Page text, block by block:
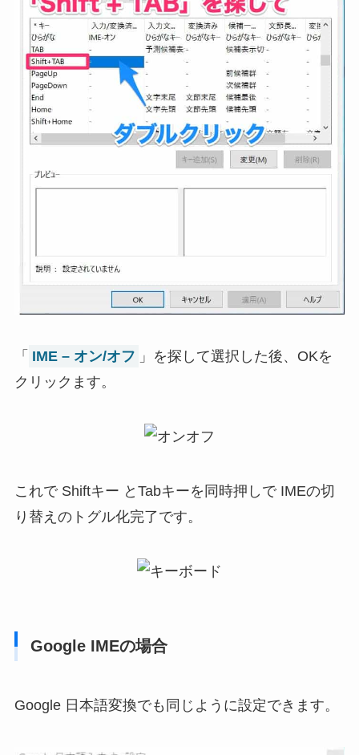
「 IME – オン/オフ 」を探して選択した後、OKを
クリックます。
これで Shiftキー とTabキーを同時押しで IMEの切
り替えのトグル化完了です。
Google IMEの場合
Google 日本語変換でも同じように設定できます。